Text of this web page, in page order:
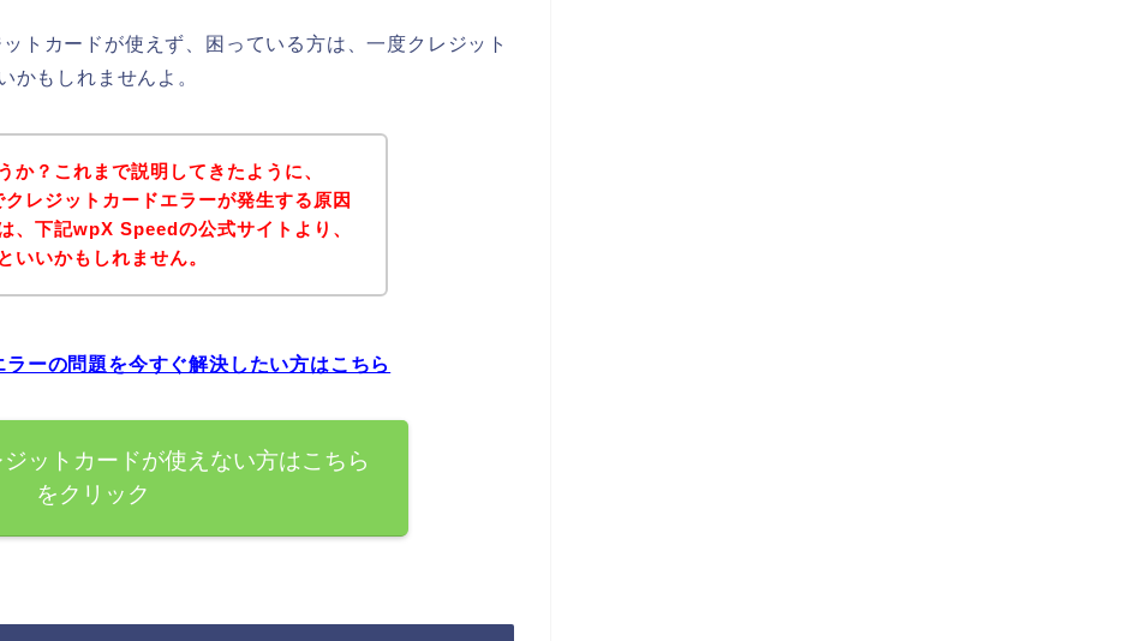
トカードが使えず、困っている方は、一度クレジット
かもしれませんよ。
か？これまで説明してきたように、
レジットカードエラーが発生する原因
、下記wpX Speedの公式サイトより、
いいかもしれません。
ーの問題を今すぐ解決したい方はこちら
ットカードが使えない方はこちら
をクリック